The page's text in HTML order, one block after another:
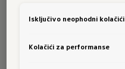
Isključivo neophodni kolačići
Kolačići za performanse